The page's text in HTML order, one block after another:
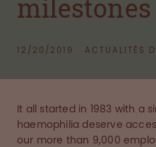
milestones
12/20/2019 ACTUALITÉS
It all started in 1983 with a
haemophilia deserve
our more than 9,000